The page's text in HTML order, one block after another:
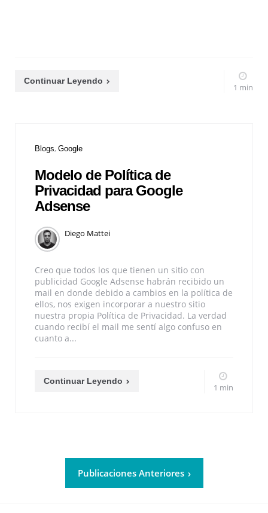
Continuar Leyendo
1 min
Blogs Google
Modelo de Política de
Privacidad para Google
Adsense
Diego Mattei
Creo que todos los que tienen un sitio con
publicidad Google Adsense habrán recibido un
mail en donde debido a cambios en la política de
ellos, nos exigen incorporar a nuestro sitio
nuestra propia Política de Privacidad. La verdad
cuando recibí el mail me sentí algo confuso en
cuanto a...
Continuar Leyendo
1 min
Publicaciones Anteriores